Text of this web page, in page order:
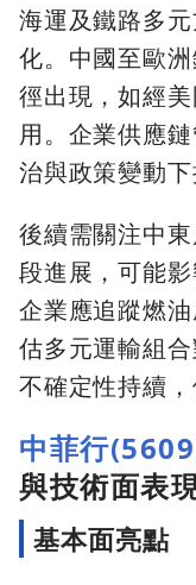
海運及鐵路多
化。中國至歐
徑出現，如經
用。企業供應
治與政策變動下
後續需關注中
段進展，可能影
企業應追蹤燃
估多元運輸組
不確定性持續，
中菲行
與技術面表
基本面亮點